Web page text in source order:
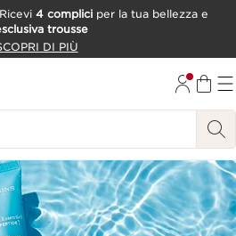
4 compliciper la tua bellezza e
trousse
DI PIÙ